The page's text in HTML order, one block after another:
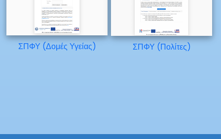
ΣΠΦΥ (Δομές Υγείας) ΣΠΦΥ (Πολίτες)